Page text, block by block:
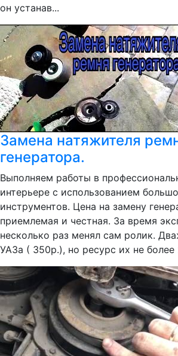
он устанав...
Замена натяжителя
генератора.
Выполняем работы в
интерьере с использованием
инструментов. Цена на замену
приемлемая и честная. За время
несколько раз менял сам ролик.
УАЗа ( 350р.), но ресурс их не более